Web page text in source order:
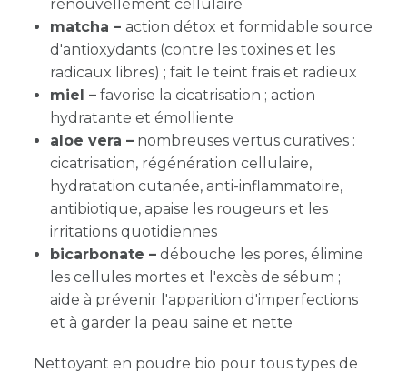
renouvellement cellulaire
matcha – action détox et formidable source
d'antioxydants (contre les toxines et les
radicaux libres) ; fait le teint frais et radieux
miel – favorise la cicatrisation ; action
hydratante et émolliente
aloe vera – nombreuses vertus curatives :
cicatrisation, régénération cellulaire,
hydratation cutanée, anti-inflammatoire,
antibiotique, apaise les rougeurs et les
irritations quotidiennes
bicarbonate – débouche les pores, élimine
les cellules mortes et l'excès de sébum ;
aide à prévenir l'apparition d'imperfections
et à garder la peau saine et nette
Nettoyant en poudre bio pour tous types de